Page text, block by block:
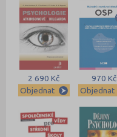
2 690 Kč
Objednat
970 Kč
Objednat